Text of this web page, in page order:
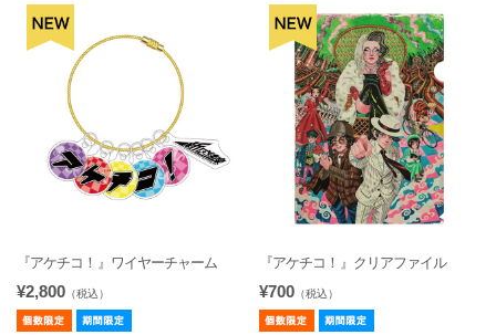
『アケチコ！』ワイヤーチャーム
¥2,800 （税込）
『アケチコ！』クリアファイル
¥700 （税込）